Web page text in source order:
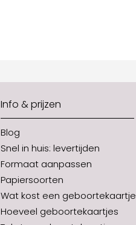
Info & prijzen
Blog
Snel in huis: levertijden
Formaat aanpassen
Papiersoorten
Wat kost een geboortekaartje
Hoeveel geboortekaartjes